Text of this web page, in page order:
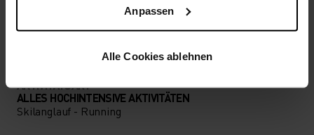
Anpassen
Alle Cookies ablehnen
NIEDRIG MODERAT HOCH
AKTIVITÄTSART
ALLES HOCHINTENSIVE AKTIVITÄTEN
Skilanglauf - Running